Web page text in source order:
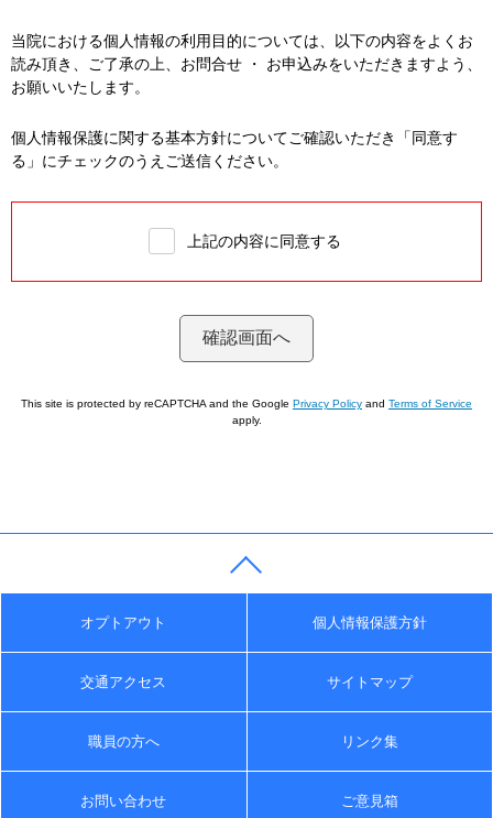
当院における個人情報の利用目的については、以下の内容をよくお
読み頂き、ご了承の上、お問合せ ・ お申込みをいただきますよう、
お願いいたします。
個人情報保護に関する基本方針についてご確認いただき「同意す
る」にチェックのうえご送信ください。
上記の内容に同意する
This site is protected by reCAPTCHA and the Google Privacy Policy and Terms of Service
apply.
オプトアウト 個人情報保護方針
交通アクセス サイトマップ
職員の方へ リンク集
お問い合わせ ご意見箱